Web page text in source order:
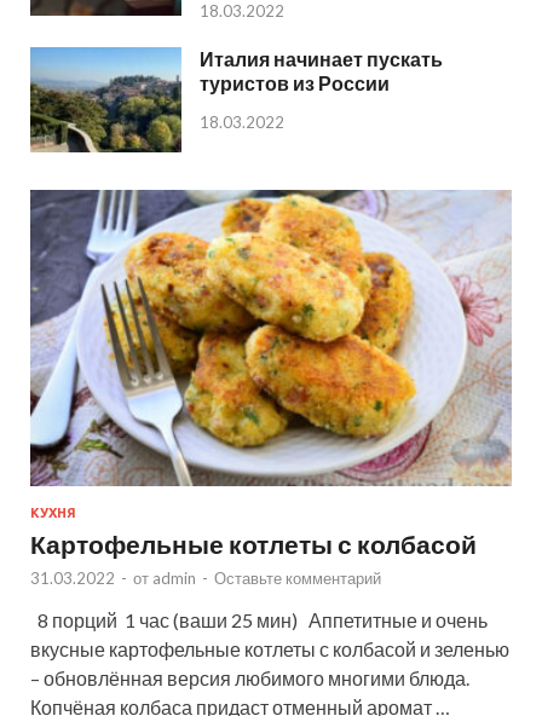
18.03.2022
Италия начинает пускать
туристов из России
18.03.2022
КУХНЯ
Картофельные котлеты с колбасой
31.03.2022 - от admin - Оставьте комментарий
8 порций 1 час (ваши 25 мин) Аппетитные и очень
вкусные картофельные котлеты с колбасой и зеленью
– обновлённая версия любимого многими блюда.
Копчёная колбаса придаст отменный аромат …